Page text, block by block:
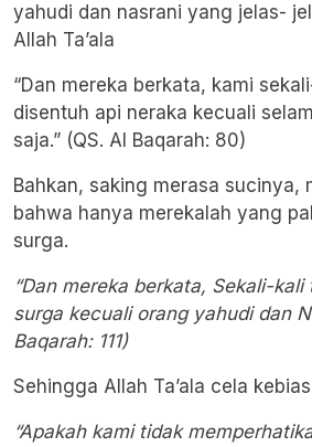
yahudi dan nasrani yang jelas-
Allah Ta’ala
“Dan mereka berkata, kami
disentuh api neraka kecuali
saja.” (QS. Al Baqarah: 80)
Bahkan, saking merasa sucinya,
bahwa hanya merekalah yang
surga.
“Dan mereka berkata, Sekali-
surga kecuali orang yahudi dan
Baqarah: 111)
Sehingga Allah Ta’ala cela
“Apakah kami tidak